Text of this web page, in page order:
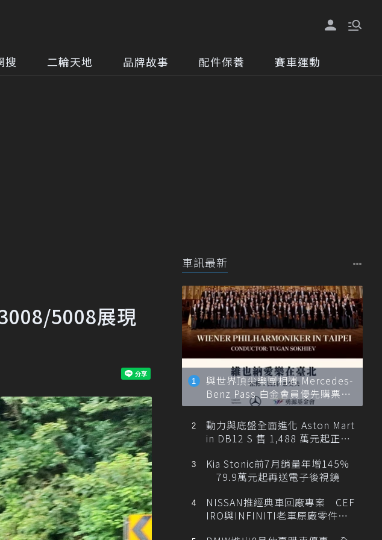
搜 二輪天地 品牌故事 配件保養 賽車運動
5008展現
車訊最新
與世界頂尖樂團相遇 Mercedes-
Benz Pass 白金會員優先購票維
也納愛樂
動力與底盤全面進化 Aston Mart
in DB12 S 售 1,488 萬元起正式
Kia Stonic前7月銷量年增145%
79.9萬元起再送電子後視鏡
NISSAN推經典車回廠專案 CEF
IRO與INFINITI老車原廠零件最